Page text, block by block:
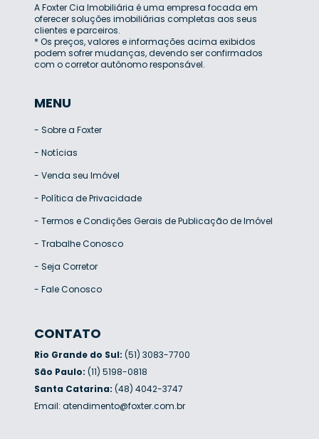
A Foxter Cia Imobiliária é uma empresa focada em
oferecer soluções imobiliárias completas aos seus
clientes e parceiros.
* Os preços, valores e informações acima exibidos
podem sofrer mudanças, devendo ser confirmados
com o corretor autônomo responsável.
MENU
- Sobre a Foxter
- Notícias
- Venda seu Imóvel
- Política de Privacidade
- Termos e Condições Gerais de Publicação de Imóvel
- Trabalhe Conosco
- Seja Corretor
- Fale Conosco
CONTATO
Rio Grande do Sul: (51) 3083-7700
São Paulo: (11) 5198-0818
Santa Catarina: (48) 4042-3747
Email: atendimento@foxter.com.br